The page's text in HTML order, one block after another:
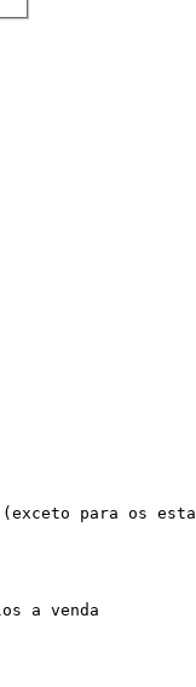
(exceto para os
a venda